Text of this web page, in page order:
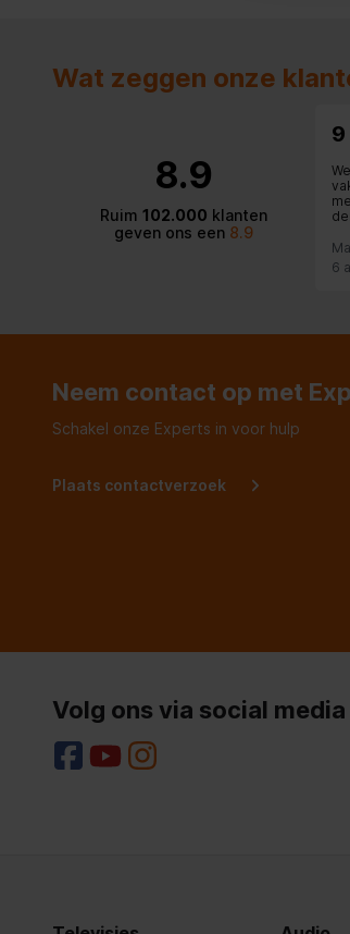
Eierkoker
Wat zeggen onze
8.9
Ruim 102.000 klanten
geven ons een8.9
9
6
Neem contact op met
Schakel onze Experts in voor hulp
Plaats contactverzoek
Volg ons via social media